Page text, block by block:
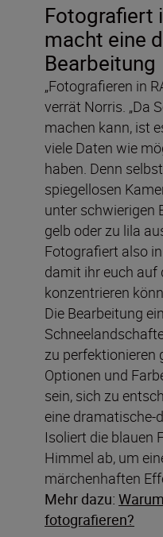
Fotografiert
macht eine
Bearbeitung
„Fotografieren in
verrät Norris. „Da
machen kann, ist
viele Daten wie
haben. Denn
spiegellosen
unter schwierigen
gelb oder zu lila
Fotografiert also
damit ihr euch auf
konzentrieren
Die Bearbeitung
zu perfektionieren
Optionen und
sein, sich zu
eine dramatische-
Isoliert die blauen
Himmel ab, um
märchenhaften
Mehr dazu:
fotografieren?